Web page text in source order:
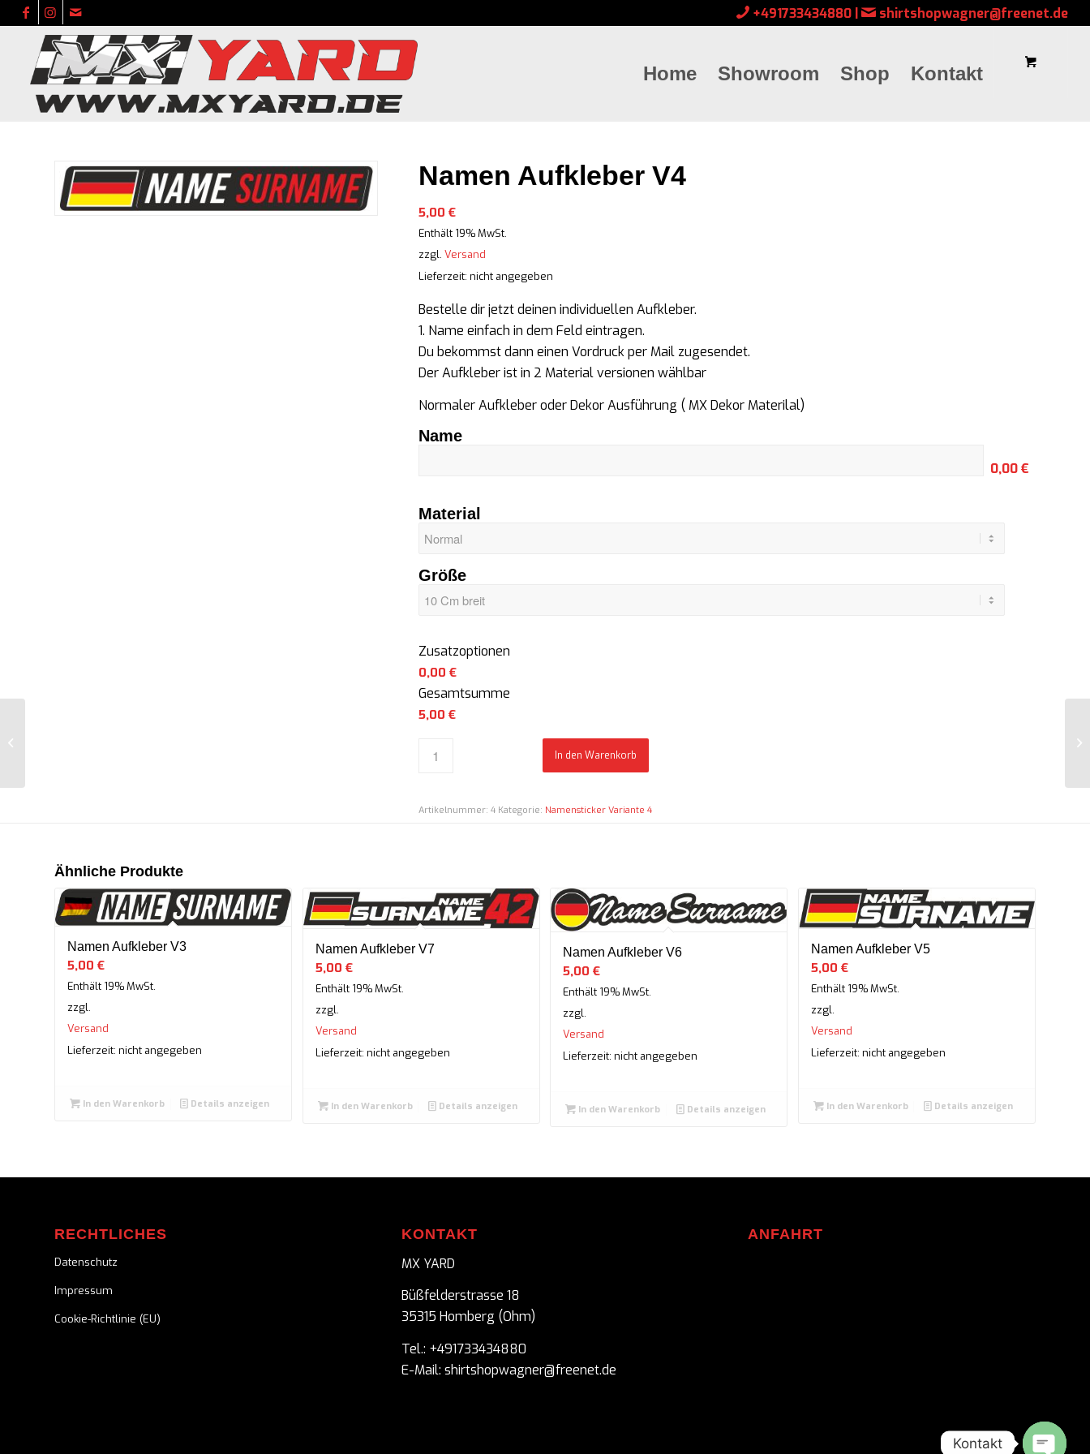
+491733434880 | shirtshopwagner@freenet.de
Home Showroom Shop Kontakt
Namen Aufkleber V4
5,00€
Enthält 19% MwSt.
zzgl.Versand
Lieferzeit: nicht angegeben
Bestelle dir jetzt deinen individuellen Aufkleber.
1. Name einfach indem Feld eintragen.
Du bekommst dann einen Vordruck per Mail zugesendet.
Der Aufkleber ist in 2 Material versionen wählbar
Normaler Aufkleber oder Dekor Ausführung ( MX Dekor Materilal)
Name
0,00 €
Material
Größe
Zusatzoptionen
0,00 €
Gesamtsumme
5,00€
In den Warenkorb
Artikelnummer:4 Kategorie: Namensticker Variante 4
Ähnliche Produkte
Namen Aufkleber V3
5,00 €
Enthält 19% MwSt.
zzgl.
Versand
Lieferzeit: nicht angegeben
In den Warenkorb Details anzeigen
Namen Aufkleber V7
5,00 €
Enthält 19% MwSt.
zzgl.
Versand
Lieferzeit: nicht angegeben
In den Warenkorb Details anzeigen
Namen Aufkleber V6
5,00€
Enthält 19% MwSt.
zzgl.
Versand
Lieferzeit: nicht angegeben
In den Warenkorb Details anzeigen
Namen Aufkleber V5
5,00 €
Enthält 19% MwSt.
zzgl.
Versand
Lieferzeit: nicht angegeben
In den Warenkorb Details anzeigen
RECHTLICHES
Datenschutz
Impressum
Cookie-Richtlinie (EU)
KONTAKT
MX YARD
Büßfelderstrasse 18
35315 Homberg (Ohm)
Tel.: +491733434880
E-Mail: shirtshopwagner@freenet.de
ANFAHRT
Kontakt